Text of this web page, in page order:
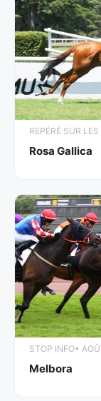
REPÉRÉ SUR
Rosa Gallica
STOP INFO•
Melbora